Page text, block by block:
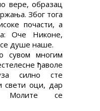
вере, образац
Због тога
почасти, а
Оче Никоне,
душе наше.
сувом многим
ђаволе
силно сте
свети оци, дар
Молите се